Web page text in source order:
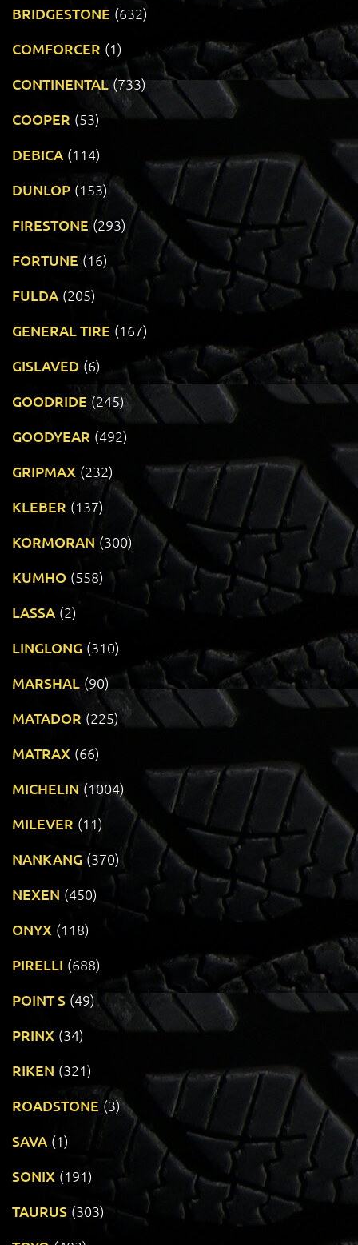
BRIDGESTONE (632)
COMFORCER (1)
CONTINENTAL (733)
COOPER (53)
DEBICA (114)
DUNLOP (153)
FIRESTONE (293)
FORTUNE (16)
FULDA (205)
GENERAL TIRE (167)
GISLAVED (6)
GOODRIDE (245)
GOODYEAR (492)
GRIPMAX (232)
KLEBER (137)
KORMORAN (300)
KUMHO (558)
LASSA (2)
LINGLONG (310)
MARSHAL (90)
MATADOR (225)
MATRAX (66)
MICHELIN (1004)
MILEVER (11)
NANKANG (370)
NEXEN (450)
ONYX (118)
PIRELLI (688)
POINT S (49)
PRINX (34)
RIKEN (321)
ROADSTONE (3)
SAVA (1)
SONIX (191)
TAURUS (303)